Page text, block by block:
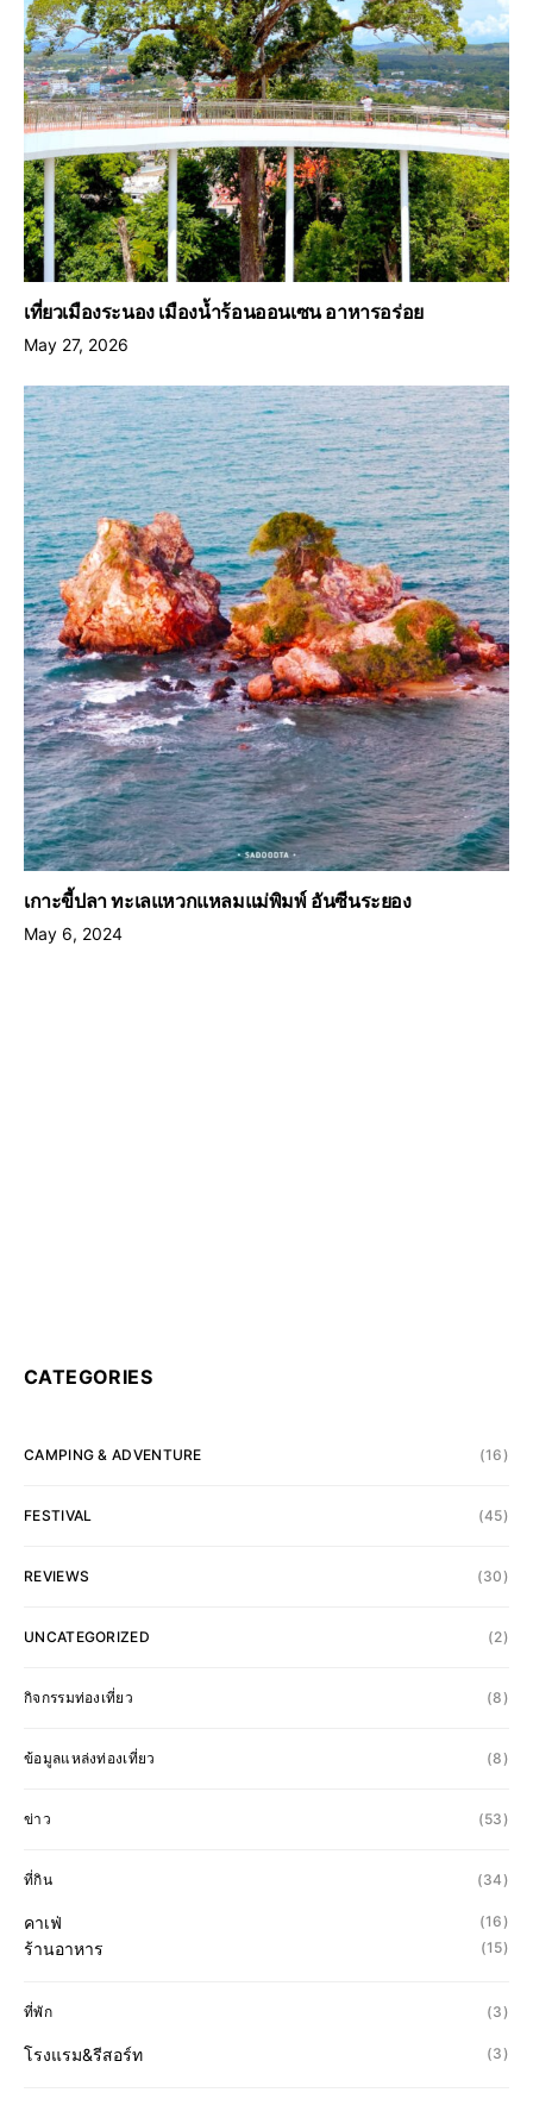
เที่ยวเมืองระนอง เมืองน้ำร้อนออนเซน อาหารอร่อย
May 27, 2026
เกาะขี้ปลา ทะเลแหวกแหลมแม่พิมพ์ อันซีนระยอง
May 6, 2024
CATEGORIES
CAMPING & ADVENTURE (16)
FESTIVAL (45)
REVIEWS (30)
UNCATEGORIZED (2)
กิจกรรมท่องเที่ยว (8)
ข้อมูลแหล่งท่องเที่ยว (8)
ข่าว (53)
ที่กิน (34)
คาเฟ่ (16)
ร้านอาหาร (15)
ที่พัก (3)
โรงแรม&รีสอร์ท (3)